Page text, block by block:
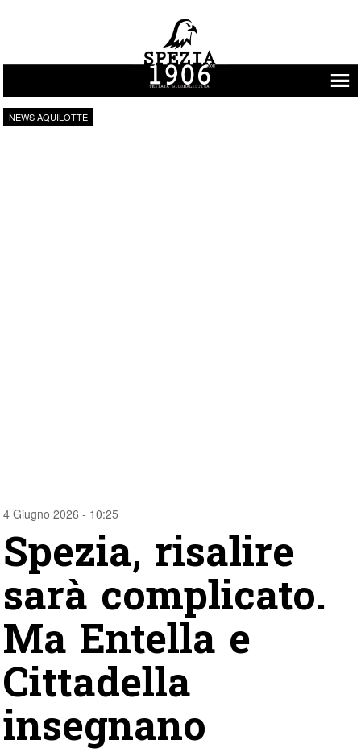
Vai al contenuto
NEWS AQUILOTTE
4 Giugno 2026 - 10:25
Spezia, risalire
sarà complicato.
Ma Entella e
Cittadella
insegnano